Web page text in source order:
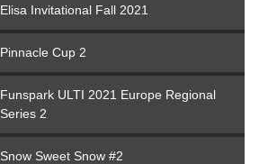
Elisa Invitational Fall 2021
Pinnacle Cup 2
Funspark ULTI 2021 Europe Regional
Series 2
Snow Sweet Snow #2